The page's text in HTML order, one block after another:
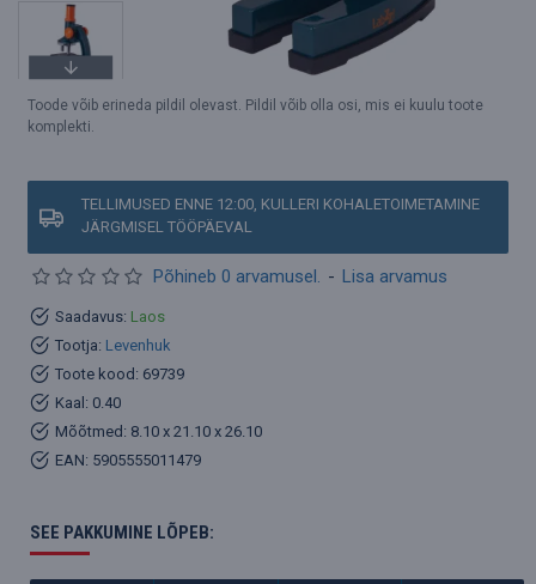
Toode võib erineda pildil olevast. Pildil võib olla osi, mis ei kuulu toote
komplekti.
TELLIMUSED ENNE 12:00, KULLERI KOHALETOIMETAMINE
JÄRGMISEL TÖÖPÄEVAL
Saadavus: Laos
Tootja: Levenhuk
Toote kood: 69739
Kaal: 0.40
Mõõtmed: 8.10 x 21.10 x 26.10
EAN: 5905555011479
Põhineb 0 arvamusel. - Lisa arvamus
SEE PAKKUMINE LÕPEB: